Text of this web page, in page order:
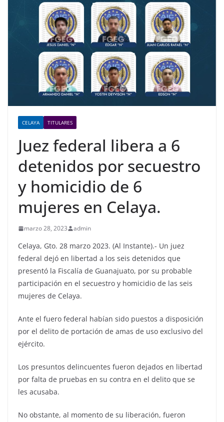
CELAYA TITULARES
Juez federal libera a 6
detenidos por secuestro
y homicidio de 6
mujeres en Celaya.
marzo 28, 2023 admin
Celaya, Gto. 28 marzo 2023. (Al Instante).- Un juez
federal dejó en libertad a los seis detenidos que
presentó la Fiscalía de Guanajuato, por su probable
participación en el secuestro y homicidio de las seis
mujeres de Celaya.
Ante el fuero federal habían sido puestos a disposición
por el delito de portación de amas de uso exclusivo del
ejército.
Los presuntos delincuentes fueron dejados en libertad
por falta de pruebas en su contra en el delito que se
les acusaba.
No obstante, al momento de su liberación, fueron